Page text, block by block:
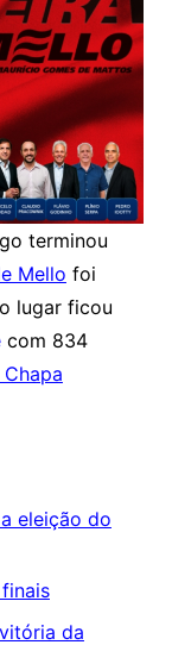
terminou
Mello foi
lugar ficou
com 834
eleição do
da